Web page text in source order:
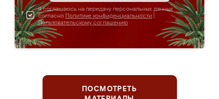
Я соглашаюсь на передачу персональных данных
согласно Политике конфиденциальности
Пользовательскому соглашению
ПОСМОТРЕТЬ